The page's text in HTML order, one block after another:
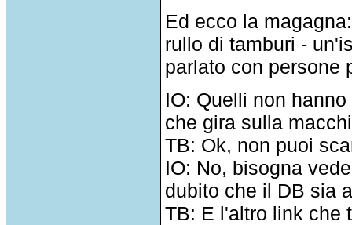
Ed ecco la
rullo di tamburi -
parlato con persone
IO: Quelli non
che gira sulla
TB: Ok, non puoi
IO: No, bisogna
dubito che il DB sia
TB: E l'altro link che